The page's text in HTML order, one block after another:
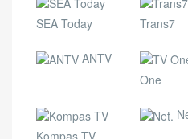
SEA Today Trans7
ANTV
One
Kompas TV